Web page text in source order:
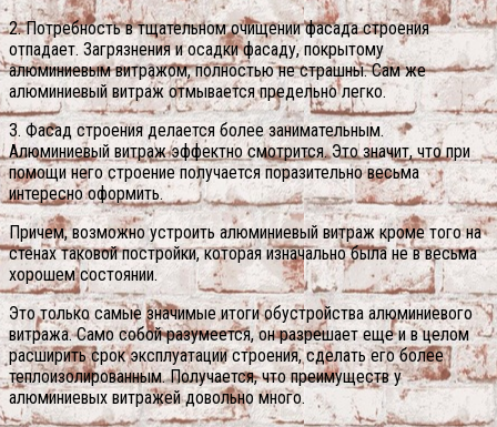
2. Потребность в тщательном очищении фасада строения
отпадает. Загрязнения и осадки фасаду, покрытому
алюминиевым витражом, полностью не страшны. Сам же
алюминиевый витраж отмывается предельно легко.
3. Фасад строения делается более занимательным.
Алюминиевый витраж эффектно смотрится. Это значит, что при
помощи него строение получается поразительно весьма
интересно оформить.
Причем, возможно устроить алюминиевый витраж кроме того на
стенах таковой постройки, которая изначально была не в весьма
хорошем состоянии.
Это только самые значимые итоги обустройства алюминиевого
витража. Само собой разумеется, он разрешает еще и в целом
расширить срок эксплуатации строения, сделать его более
теплоизолированным. Получается, что преимуществ у
алюминиевых витражей довольно много.